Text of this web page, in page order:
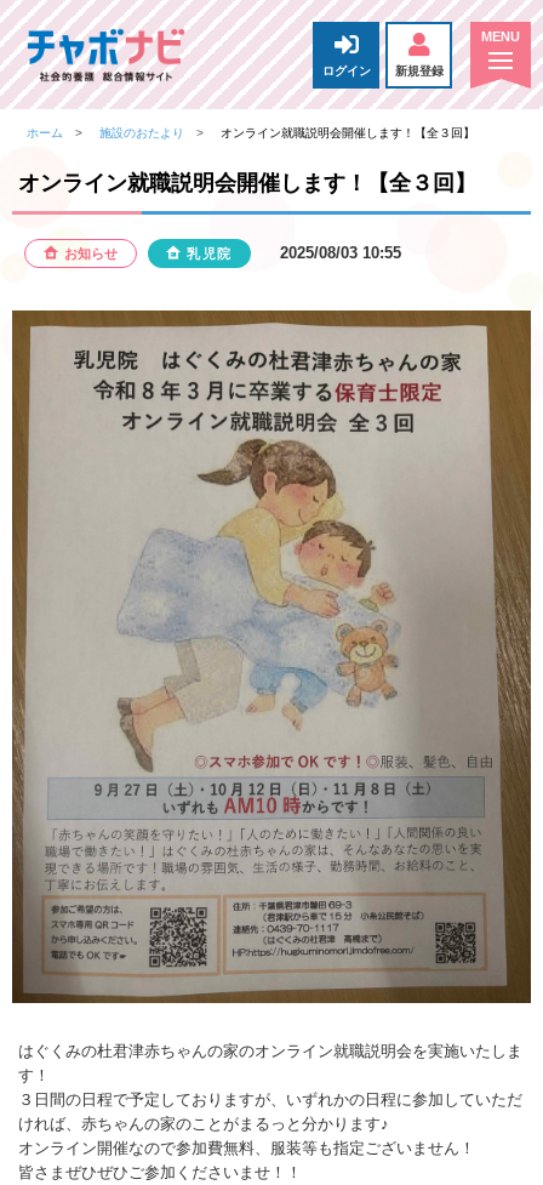
ログイン 新規登録
ホーム 施設のおたより オンライン就職説明会開催します！【全３回】
オンライン就職説明会開催します！【全３回】
お知らせ 乳児院 2025/08/03 10:55
はぐくみの杜君津赤ちゃんの家のオンライン就職説明会を実施いたしま
す！
３日間の日程で予定しておりますが、いずれかの日程に参加していただ
ければ、赤ちゃんの家のことがまるっと分かります♪
オンライン開催なので参加費無料、服装等も指定ございません！
皆さまぜひぜひご参加くださいませ！！